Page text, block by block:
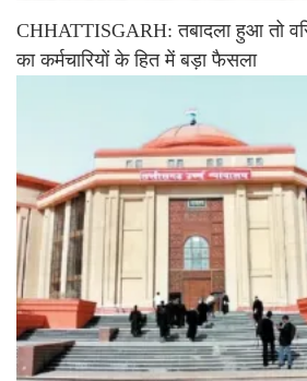
CHHATTISGARH: तबादला हुआ तो
का कर्मचारियों के हित में बड़ा फैसला